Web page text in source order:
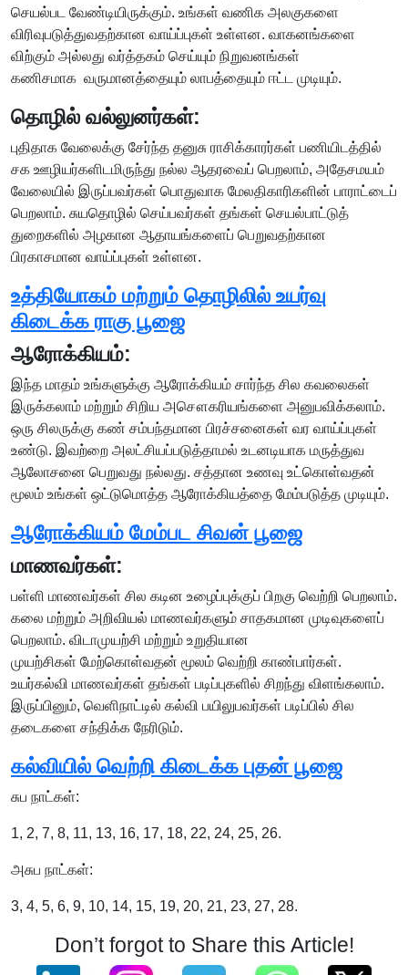
செயல்பட வேண்டியிருக்கும். உங்கள் வணிக அலகுகளை
விரிவுபடுத்துவதற்கான வாய்ப்புகள் உள்ளன. வாகனங்களை
விற்கும் அல்லது வர்த்தகம் செய்யும் நிறுவனங்கள்
கணிசமாக வருமானத்தையும் லாபத்தையும் ஈட்ட முடியும்.
தொழில் வல்லுனர்கள்:
புதிதாக வேலைக்கு சேர்ந்த தனுசு ராசிக்காரர்கள் பணியிடத்தில்
சக ஊழியர்களிடமிருந்து நல்ல ஆதரவைப் பெறலாம், அதேசமயம்
வேலையில் இருப்பவர்கள் பொதுவாக மேலதிகாரிகளின் பாராட்டைப்
பெறலாம். சுயதொழில் செய்பவர்கள் தங்கள் செயல்பாட்டுத்
துறைகளில் அழகான ஆதாயங்களைப் பெறுவதற்கான
பிரகாசமான வாய்ப்புகள் உள்ளன.
உத்தியோகம் மற்றும் தொழிலில் உயர்வு
கிடைக்க ராகு பூஜை
ஆரோக்கியம்:
இந்த மாதம் உங்களுக்கு ஆரோக்கியம் சார்ந்த சில கவலைகள்
இருக்கலாம் மற்றும் சிறிய அசௌகரியங்களை அனுபவிக்கலாம்.
ஒரு சிலருக்கு கண் சம்பந்தமான பிரச்சனைகள் வர வாய்ப்புகள்
உண்டு. இவற்றை அலட்சியப்படுத்தாமல் உடனடியாக மருத்துவ
ஆலோசனை பெறுவது நல்லது. சத்தான உணவு உட்கொள்வதன்
மூலம் உங்கள் ஒட்டுமொத்த ஆரோக்கியத்தை மேம்படுத்த முடியும்.
ஆரோக்கியம் மேம்பட சிவன் பூஜை
மாணவர்கள்:
பள்ளி மாணவர்கள் சில கடின உழைப்புக்குப் பிறகு வெற்றி பெறலாம்.
கலை மற்றும் அறிவியல் மாணவர்களும் சாதகமான முடிவுகளைப்
பெறலாம். விடாமுயற்சி மற்றும் உறுதியான
முயற்சிகள் மேற்கொள்வதன் மூலம் வெற்றி காண்பார்கள்.
உயர்கல்வி மாணவர்கள் தங்கள் படிப்புகளில் சிறந்து விளங்கலாம்.
இருப்பினும், வெளிநாட்டில் கல்வி பயிலுபவர்கள் படிப்பில் சில
தடைகளை சந்திக்க நேரிடும்.
கல்வியில் வெற்றி கிடைக்க புதன் பூஜை
சுப நாட்கள்:
1, 2, 7, 8, 11, 13, 16, 17, 18, 22, 24, 25, 26.
அசுப நாட்கள்:
3, 4, 5, 6, 9, 10, 14, 15, 19, 20, 21, 23, 27, 28.
Don’t forgot to Share this Article!